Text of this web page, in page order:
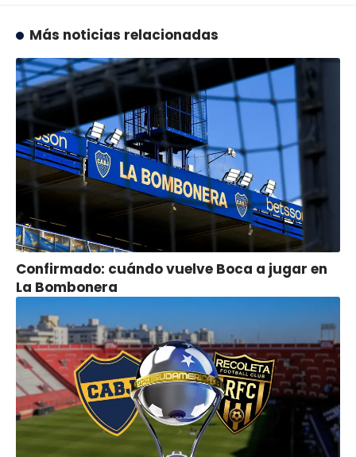
Más noticias relacionadas
Confirmado: cuándo vuelve Boca a jugar en
La Bombonera